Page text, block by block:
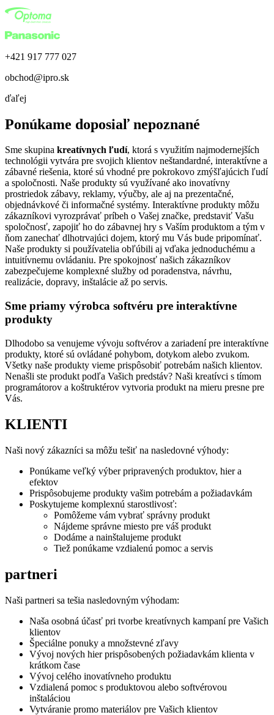
+421 917 777 027
obchod@ipro.sk
ďaľej
Ponúkame doposiaľ nepoznané
Sme skupina kreatívnych ľudí, ktorá s využitím najmodernejších
technológii vytvára pre svojich klientov neštandardné, interaktívne a
zábavné riešenia, ktoré sú vhodné pre pokrokovo zmýšľajúcich ľudí
a spoločnosti. Naše produkty sú využívané ako inovatívny
prostriedok zábavy, reklamy, výučby, ale aj na prezentačné,
objednávkové či informačné systémy. Interaktívne produkty môžu
zákazníkovi vyrozprávať príbeh o Vašej značke, predstaviť Vašu
spoločnosť, zapojiť ho do zábavnej hry s Vaším produktom a tým v
ňom zanechať dlhotrvajúci dojem, ktorý mu Vás bude pripomínať.
Naše produkty si používatelia obľúbili aj vďaka jednoduchému a
intuitívnemu ovládaniu. Pre spokojnosť našich zákazníkov
zabezpečujeme komplexné služby od poradenstva, návrhu,
realizácie, dopravy, inštalácie až po servis.
Sme priamy výrobca softvéru pre interaktívne
produkty
Dlhodobo sa venujeme vývoju softvérov a zariadení pre interaktívne
produkty, ktoré sú ovládané pohybom, dotykom alebo zvukom.
Všetky naše produkty vieme prispôsobiť potrebám našich klientov.
Nenašli ste produkt podľa Vašich predstáv? Naši kreatívci s tímom
programátorov a koštruktérov vytvoria produkt na mieru presne pre
Vás.
KLIENTI
Naši nový zákazníci sa môžu tešiť na nasledovné výhody:
Ponúkame veľký výber pripravených produktov, hier a
efektov
Prispôsobujeme produkty vašim potrebám a požiadavkám
Poskytujeme komplexnú starostlivosť:
Pomôžeme vám vybrať správny produkt
Nájdeme správne miesto pre váš produkt
Dodáme a nainštalujeme produkt
Tiež ponúkame vzdialenú pomoc a servis
partneri
Naši partneri sa tešia nasledovným výhodam:
Naša osobná účasť pri tvorbe kreatívnych kampaní pre Vašich
klientov
Špeciálne ponuky a množstevné zľavy
Vývoj nových hier prispôsobených požiadavkám klienta v
krátkom čase
Vývoj celého inovatívneho produktu
Vzdialená pomoc s produktovou alebo softvérovou
inštaláciou
Vytváranie promo materiálov pre Vašich klientov